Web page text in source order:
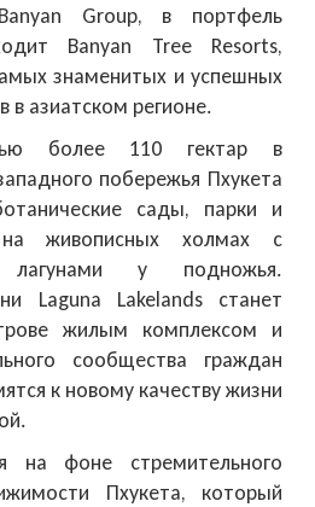
Group, в портфель
Banyan Tree Resorts,
знаменитых и успешных
в азиатском регионе.
более 110 гектар в
побережья Пхукета
сады, парки и
живописных холмах с
лагунами у подножья.
Laguna Lakelands станет
жилым комплексом и
сообщества граждан
к новому качеству жизни
на фоне стремительного
Пхукета, который